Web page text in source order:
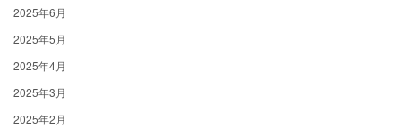
2025年6月
2025年5月
2025年4月
2025年3月
2025年2月